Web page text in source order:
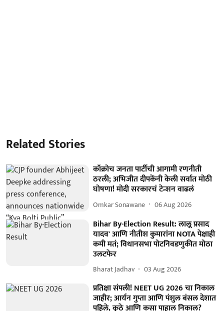
Related Stories
कॉक्रोच जनता पार्टीची आगामी रणनीती
ठरली; अभिजीत दीपकेंनी केली सर्वात मोठी
घोषणा! मोदी सरकारचं टेन्शन वाढलं
Omkar Sonawane 06 Aug 2026
Bihar By-Election Result: लालू प्रसाद
यादव' आणि नीतीश कुमारांना NOTA पेक्षाही
कमी मतं; विधानसभा पोटनिवडणुकीत मोठा
उलटफेर
Bharat Jadhav 03 Aug 2026
प्रतिक्षा संपली! NEET UG 2026 चा निकाल
जाहीर; आर्यन गुप्ता आणि पंशुल बंसल देशात
पहिले, कुठे आणि कसा पाहाल निकाल?